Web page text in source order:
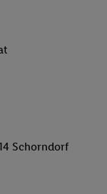
Schorndorf